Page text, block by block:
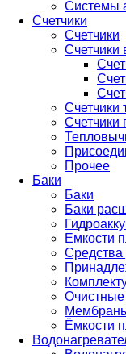
Системы
Счетчики
Счетчики
Счетчики
Счетчики
Счетчики
Прочее
Баки
Баки
Баки
Емкости
Средства
Очистные
Ёмкости